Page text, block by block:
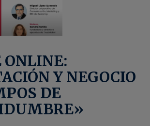
ONLINE:
Y NEGOCIO
DE